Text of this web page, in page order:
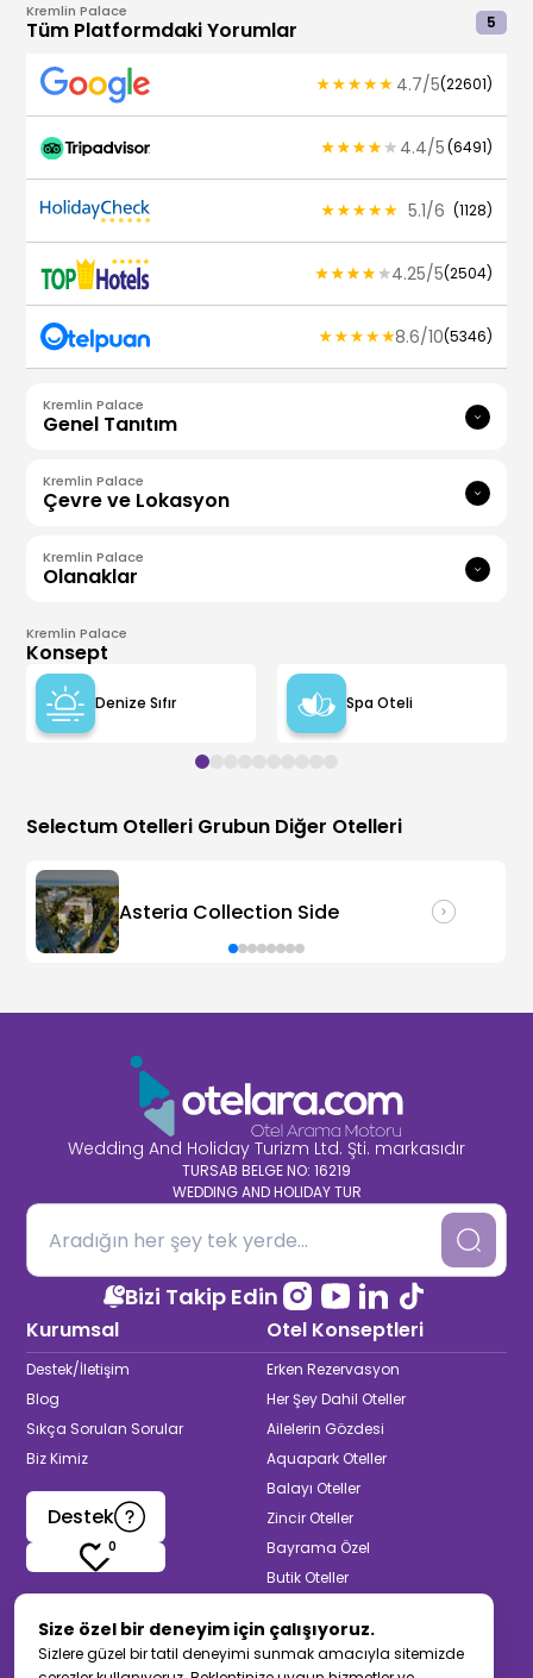
Kremlin Palace
Tüm Platformdaki Yorumlar 5
4.7/5(22601)
4.4/5(6491)
5.1/6 (1128)
4.25/5(2504)
8.6/10(5346)
Kremlin Palace
Genel Tanıtım
Kremlin Palace
Çevre ve Lokasyon
Kremlin Palace
Olanaklar
Kremlin Palace
Konsept
Denize Sıfır Spa Oteli
Selectum Otelleri Grubun Diğer Otelleri
Asteria Collection Side
Wedding And Holiday Turizm Ltd. Şti. markasıdır
TURSAB BELGE NO: 16219
WEDDING AND HOLIDAY TUR
Bizi Takip Edin
Kurumsal
Destek/İletişim
Blog
Sıkça Sorulan Sorular
Biz Kimiz
Destek
0
Otel Konseptleri
Erken Rezervasyon
Her Şey Dahil Oteller
Ailelerin Gözdesi
Aquapark Oteller
Balayı Oteller
Zincir Oteller
Bayrama Özel
Butik Oteller
Yetişkinlere Özel
Muhafazakar Oteller
Size özel bir deneyim için çalışıyoruz.
Sizlere güzel bir tatil deneyimi sunmak amacıyla sitemizde